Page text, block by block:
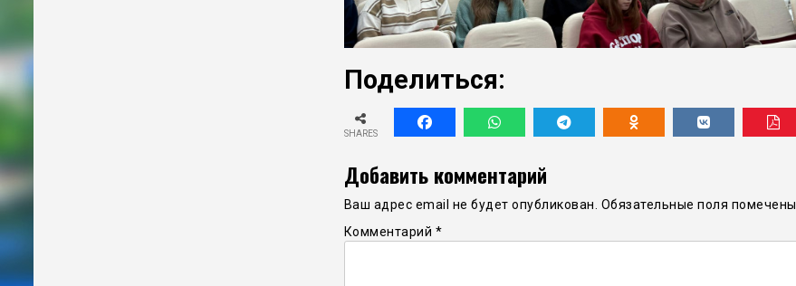
Поделиться:
SHARES
Добавить комментарий
Ваш адрес email не будет опубликован. Обязательные поля помечены
Комментарий *